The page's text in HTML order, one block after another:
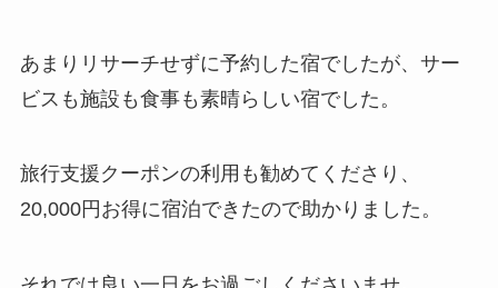
あまりリサーチせずに予約した宿でしたが、サー
ビスも施設も食事も素晴らしい宿でした。
旅行支援クーポンの利用も勧めてくださり、
20,000円お得に宿泊できたので助かりました。